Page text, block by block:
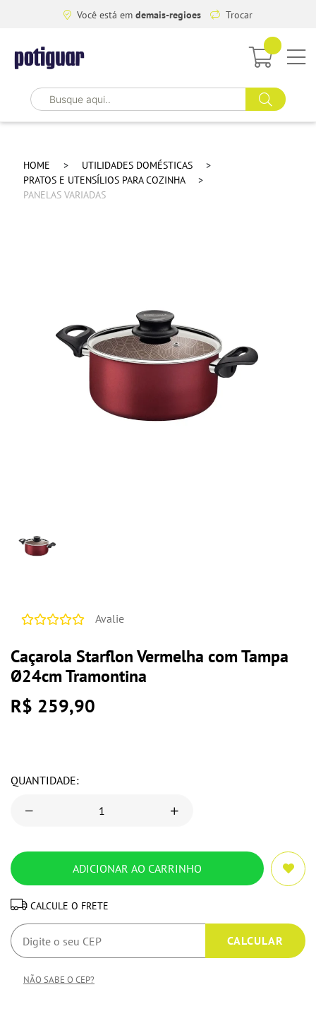
Você está em demais-regioes Trocar
HOME
UTILIDADES DOMÉSTICAS
PRATOS E UTENSÍLIOS PARA COZINHA
PANELAS VARIADAS
Avalie
Caçarola Starflon Vermelha com Tampa
Ø24cm Tramontina
R$ 259,90
QUANTIDADE:
CALCULE O FRETE
NÃO SABE O CEP?